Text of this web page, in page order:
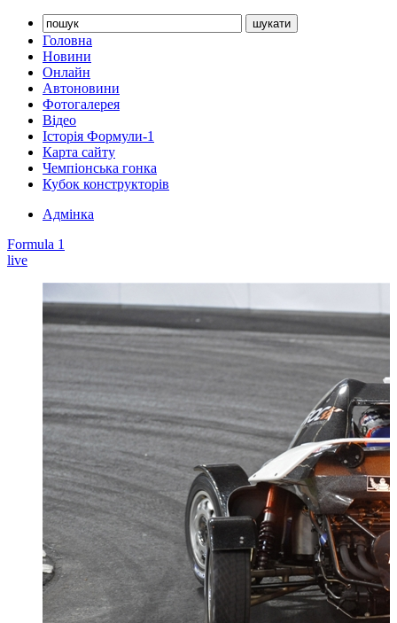
Головна
Новини
Онлайн
Автоновини
Фотогалерея
Відео
Історія Формули-1
Карта сайту
Чемпіонська гонка
Кубок конструкторів
Адмінка
Formula 1
live